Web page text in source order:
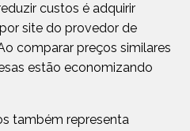
custos é adquirir
site do provedor de
comparar preços similares
estão economizando
também representa